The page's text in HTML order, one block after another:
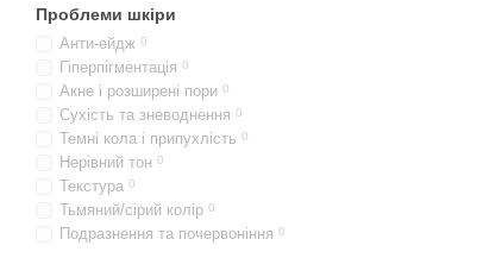
Проблеми шкіри
Анти-ейдж 0
Гіперпігментація 0
Акне і розширені пори 0
Сухість та зневоднення 0
Темні кола і припухлість 0
Нерівний тон 0
Текстура 0
Тьмяний/сірий колір 0
Подразнення та почервоніння 0